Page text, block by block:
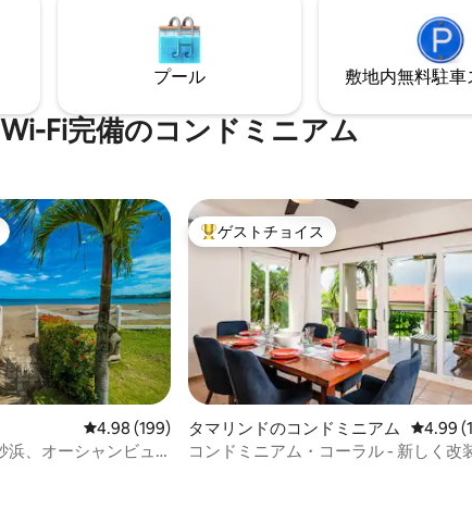
という特徴がありま
って再び繋がる場
わずか5分、ラ・フォ
ベルデ、リオ・セレ
にあります。
ット ☕️ 設備の充実したキッチン 🦥安全
静かなエリア ✈️ LIR国際空港（LIR）から
車で1時間40分
プール 敷地内無料駐⁠車
Wi-Fi完備のコンドミニアム
の平均評価
イスです。
レビュー199件、5つ星中4.98つ星の平均評価
4.98 (199)
浜、オーシャンビュ
大好評のゲストチョイスです。
ゲストチョイス
タマリンドのコンドミニアム レビュ
4.99
コンドミニアム・コーラル - 新しく改